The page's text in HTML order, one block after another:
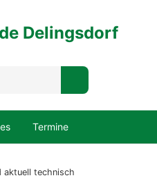
Delingsdorf
Termine
aktuell technisch